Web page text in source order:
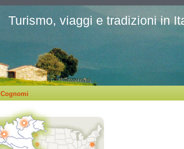
Turismo, viaggi e tradizioni in
Cognomi